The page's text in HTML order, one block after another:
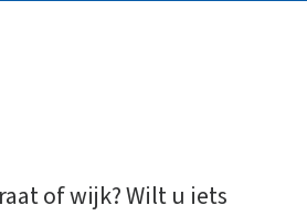
of wijk? Wilt u iets